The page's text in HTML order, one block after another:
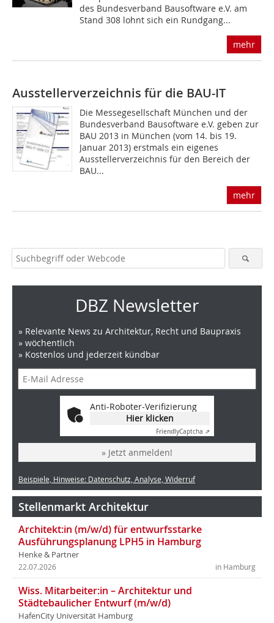
des Bundesverband Bausoftware e.V. am
Stand 308 lohnt sich ein Rundgang...
mehr
Ausstellerverzeichnis für die BAU-IT
Die Messegesellschaft München und der
Bundesverband Bausoftware e.V. geben zur
BAU 2013 in München (vom 14. bis 19.
Januar 2013) erstmals ein eigenes
Ausstellerverzeichnis für den Bereich der
BAU...
mehr
DBZ Newsletter
» Relevante News zu Architektur, Recht und Baupraxis
» wöchentlich
» Kostenlos und jederzeit kündbar
Anti-Roboter-Verifizierung
Hier klicken
FriendlyCaptcha ⇗
» Jetzt anmelden!
Beispiele, Hinweise: Datenschutz, Analyse, Widerruf
Stellenmarkt Architektur
Architekt:in (m/w/d) für entwurfsstarke
Ausführungsplanung LPH5 in Hamburg
Henke & Partner
in Hamburg
22.07.2026
Wiss. Mitarbeiter:in – Architektur und
Städtebaulicher Entwurf (m/w/d)
HafenCity Universität Hamburg